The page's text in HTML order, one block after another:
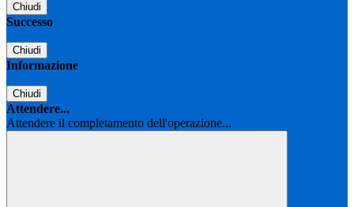
Chiudi
Successo
Chiudi
Informazione
Chiudi
Attendere...
Attendere il completamento dell'operazione...